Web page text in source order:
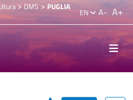
>DMS > PUGLIA
EN A- A+